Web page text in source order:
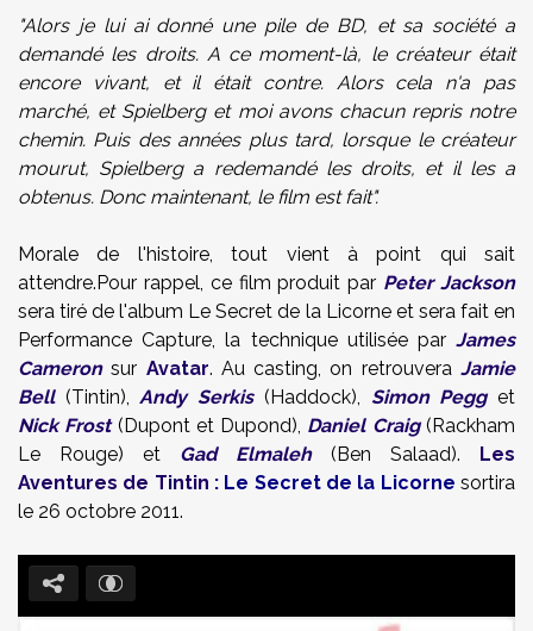
"Alors je lui ai donné une pile de BD, et sa société a
demandé les droits. A ce moment-là, le créateur était
encore vivant, et il était contre. Alors cela n'a pas
marché, et Spielberg et moi avons chacun repris notre
chemin. Puis des années plus tard, lorsque le créateur
mourut, Spielberg a redemandé les droits, et il les a
obtenus. Donc maintenant, le film est fait".
Morale de l'histoire, tout vient à point qui sait
attendre.Pour rappel, ce film produit par Peter Jackson
sera tiré de l'album Le Secret de la Licorne et sera fait en
Performance Capture, la technique utilisée par James
Cameronsur Avatar. Au casting, on retrouveraJamie
Bell(Tintin),Andy Serkis(Haddock), Simon Pegget
Nick Frost(Dupont et Dupond), Daniel Craig(Rackham
Le Rouge) et Gad Elmaleh(Ben Salaad). Les
Aventures de Tintin : Le Secret de la Licorne sortira
le 26 octobre 2011.